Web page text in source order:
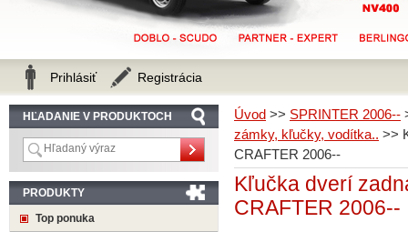
Úvod >> SPRINTER 2006--
zámky, kľučky, vodítka.. >>
CRAFTER 2006--
Kľučka dverí
CRAFTER 2006--
HĽADANIE V PRODUKTOCH
PRODUKTY
Top ponuka
Prihlásiť Registrácia